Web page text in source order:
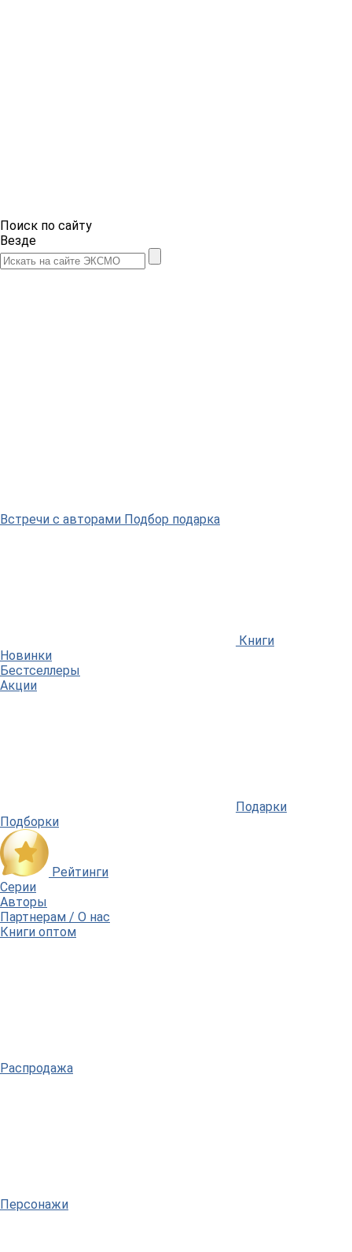
Поиск по сайту
Везде
Встречи с авторами Подбор подарка
Книги
Новинки
Бестселлеры
Акции
Подарки
Подборки
Рейтинги
Серии
Авторы
Партнерам / О нас
Книги оптом
Распродажа
Персонажи